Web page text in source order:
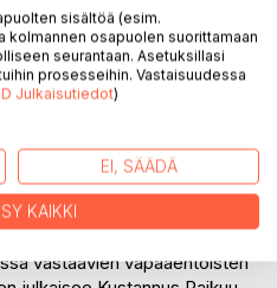
ja vertaisteokseksi
kiinnostavat ja
nähdyksi tulemiseen kuuluu
Leena Sainio ja Jonna
teoksesta lahjoitetaan 1
vastaavien vapaaehtoisten
sisältöä (esim.
kolmannen osapuolen suorittamaan
seurantaan. Asetuksillasi
prosesseihin. Vastaisuudessa
Julkaisutiedot)
EI, SÄÄDÄ
KAIKKI